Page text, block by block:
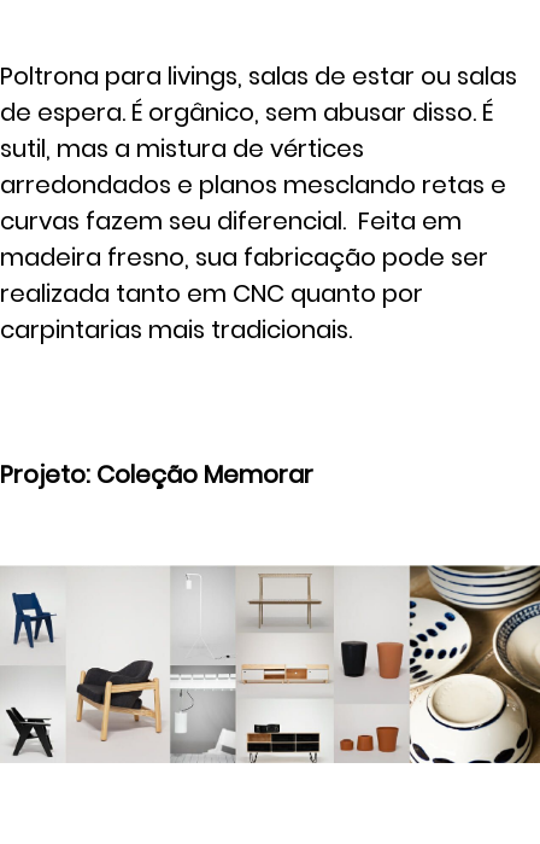
Poltrona para livings, salas de estar ou salas
de espera. É orgânico, sem abusar disso. É
sutil, mas a mistura de vértices
arredondados e planos mesclando retas e
curvas fazem seu diferencial. Feita em
madeira fresno, sua fabricação pode ser
realizada tanto em CNC quanto por
carpintarias mais tradicionais.
Projeto: Coleção Memorar